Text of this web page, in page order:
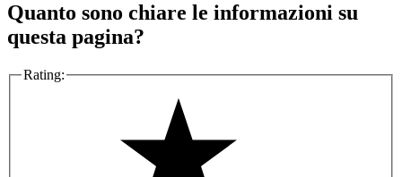
Quanto sono chiare le informazioni su
questa pagina?
Rating: